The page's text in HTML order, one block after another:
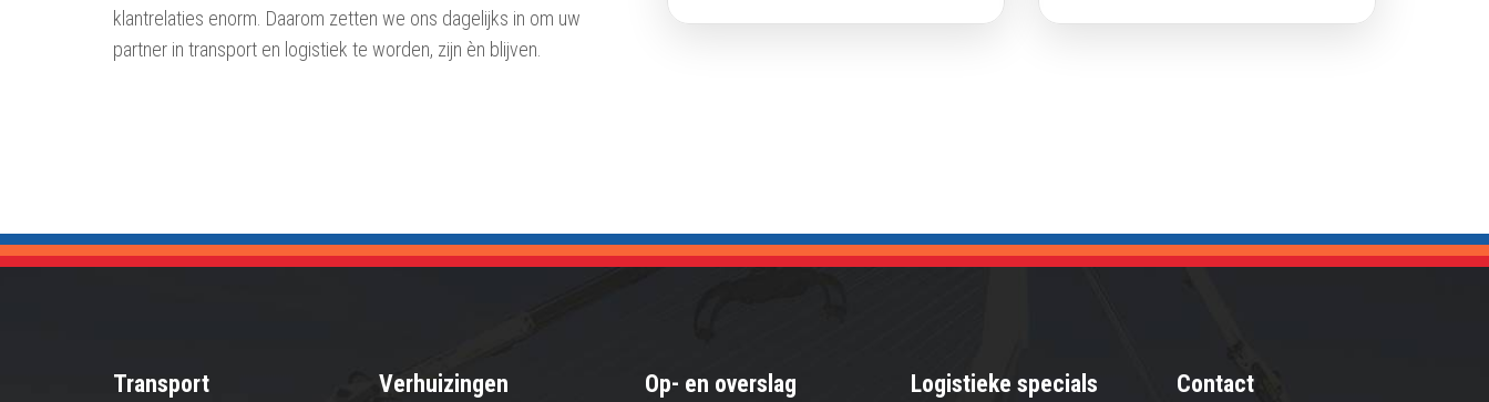
klantrelaties enorm. Daarom zetten we ons dagelijks in om uw
partner in transport en logistiek te worden, zijn èn blijven.
Transport Verhuizingen Op- en overslag Logistieke specials Contact